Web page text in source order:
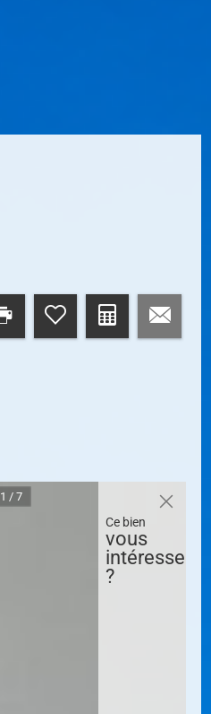
Ce bien
vous
intéresse
?
1 / 7